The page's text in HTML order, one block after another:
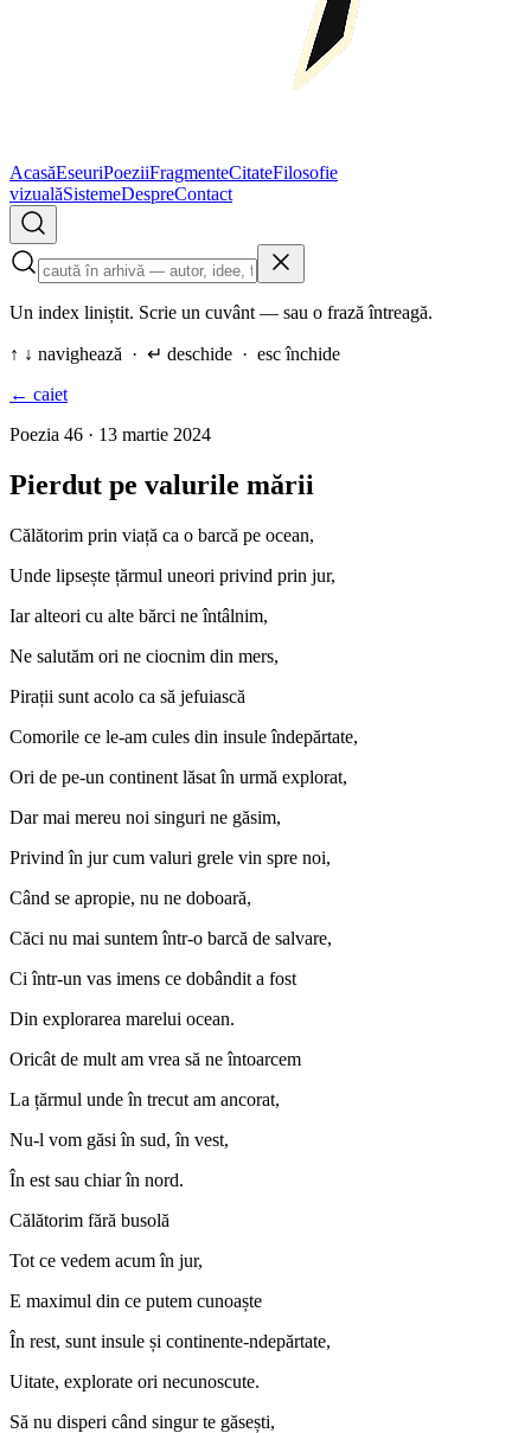
AcasăEseuriPoeziiFragmenteCitateFilosofie
vizualăSistemeDespreContact
Un index liniștit. Scrie un cuvânt — sau o frază întreagă.
↑ ↓ navighează · ↵ deschide · esc închide
← caiet
Poezia 46 · 13 martie 2024
Pierdut pe valurile mării
Călătorim prin viață ca o barcă pe ocean,
Unde lipsește țărmul uneori privind prin jur,
Iar alteori cu alte bărci ne întâlnim,
Ne salutăm ori ne ciocnim din mers,
Pirații sunt acolo ca să jefuiască
Comorile ce le-am cules din insule îndepărtate,
Ori de pe-un continent lăsat în urmă explorat,
Dar mai mereu noi singuri ne găsim,
Privind în jur cum valuri grele vin spre noi,
Când se apropie, nu ne doboară,
Căci nu mai suntem într-o barcă de salvare,
Ci într-un vas imens ce dobândit a fost
Din explorarea marelui ocean.
Oricât de mult am vrea să ne întoarcem
La țărmul unde în trecut am ancorat,
Nu-l vom găsi în sud, în vest,
În est sau chiar în nord.
Călătorim fără busolă
Tot ce vedem acum în jur,
E maximul din ce putem cunoaște
În rest, sunt insule și continente-ndepărtate,
Uitate, explorate ori necunoscute.
Să nu disperi când singur te găsești,